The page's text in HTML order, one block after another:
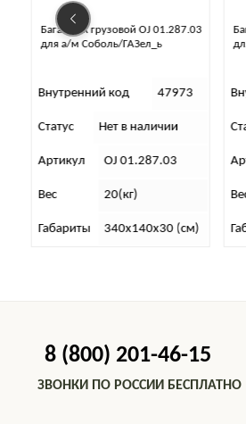
Багажник грузовой OJ 01.287.04
для а/м Соболь/ГАЗел_ь
Внутренний код 47967
Статус Нет в наличии
Артикул OJ 01.287.04
Вес 20(кг)
Габариты 170х140х30 (см)
8 (800) 201-46-15
ЗВОНКИ ПО РОССИИ БЕСПЛАТНО